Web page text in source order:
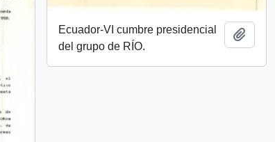
Ecuador-VI cumbre presidencial
del grupo de RÍO.